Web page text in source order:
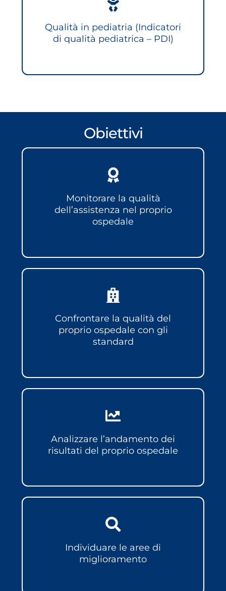
Qualità in pediatria (Indicatori
di qualità pediatrica – PDI)
Obiettivi
Monitorare la qualità
dell’assistenza nel proprio
ospedale
Confrontare la qualità del
proprio ospedale con gli
standard
Analizzare l’andamento dei
risultati del proprio ospedale
Individuare le aree di
miglioramento